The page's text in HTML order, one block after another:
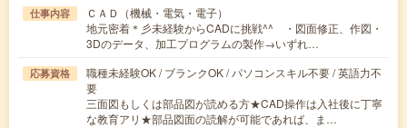
仕事内容
ＣＡＤ（機械・電気・電子）
地元密着＊彡未経験からCADに挑戦^^ ・図面修正、作図・
3Dのデータ、加工プログラムの製作→いずれ…
応募資格
職種未経験OK / ブランクOK / パソコンスキル不要 / 英語力不
要
三面図もしくは部品図が読める方★CAD操作は入社後に丁寧
な教育アリ★部品図面の読解が可能であれば、ま…